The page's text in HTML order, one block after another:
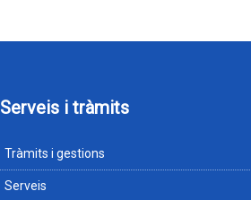
Serveis i tràmits
Tràmits i gestions
Serveis